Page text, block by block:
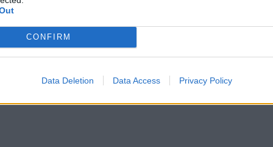
CONFIRM
Data Deletion Data Access Privacy Policy
lupti bananą?